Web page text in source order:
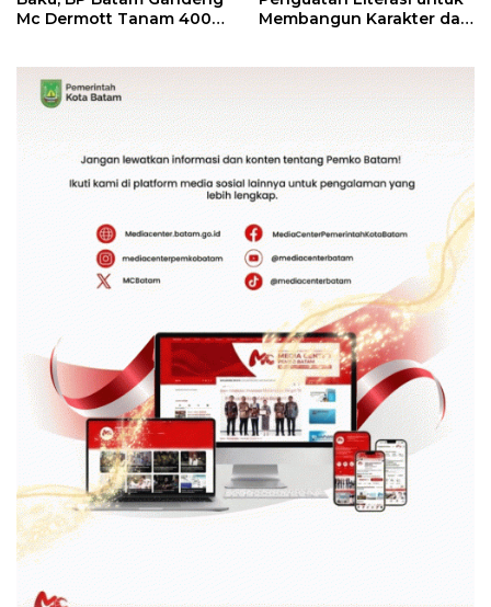
Mc Dermott Tanam 400
Membangun Karakter dan